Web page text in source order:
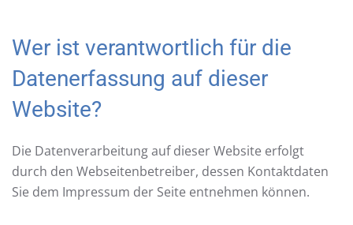
Wer ist verantwortlich für die
Datenerfassung auf dieser
Website?
Die Datenverarbeitung auf dieser Website erfolgt
durch den Webseitenbetreiber, dessen Kontaktdaten
Sie dem Impressum der Seite entnehmen können.